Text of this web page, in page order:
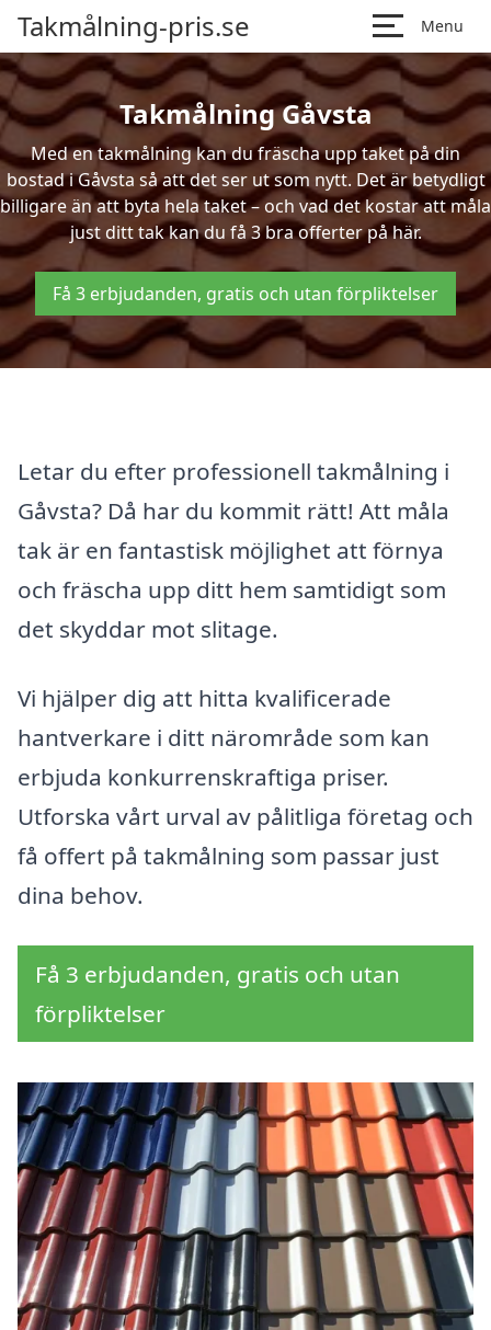
Takmålning-pris.se Menu
Takmålning Gåvsta
Med en takmålning kan du fräscha upp taket på din
bostad i Gåvsta så att det ser ut som nytt. Det är betydligt
billigare än att byta hela taket – och vad det kostar att måla
just ditt tak kan du få 3 bra offerter på här.
Få 3 erbjudanden, gratis och utan förpliktelser
Letar du efter professionell takmålning i
Gåvsta? Då har du kommit rätt! Att måla
tak är en fantastisk möjlighet att förnya
och fräscha upp ditt hem samtidigt som
det skyddar mot slitage.
Vi hjälper dig att hitta kvalificerade
hantverkare i ditt närområde som kan
erbjuda konkurrenskraftiga priser.
Utforska vårt urval av pålitliga företag och
få offert på takmålning som passar just
dina behov.
Få 3 erbjudanden, gratis och utan
förpliktelser